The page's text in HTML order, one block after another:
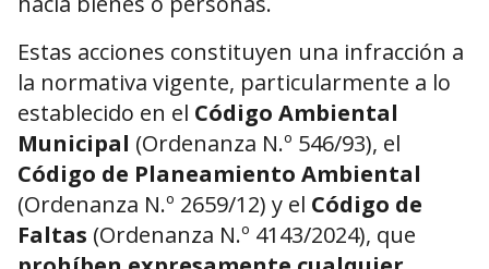
Estas acciones constituyen una infracción a
la normativa vigente, particularmente a lo
establecido en el Código Ambiental
Municipal (Ordenanza N.º 546/93), el
Código de Planeamiento Ambiental
(Ordenanza N.º 2659/12) y el Código de
Faltas (Ordenanza N.º 4143/2024), que